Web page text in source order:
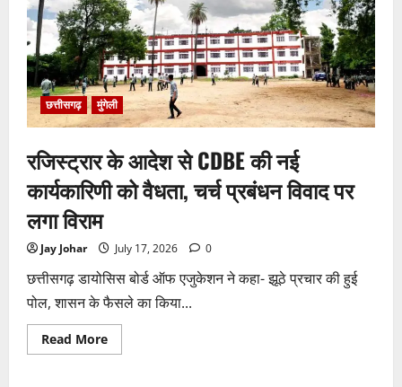
छत्तीसगढ़ मुंगेली
रजिस्ट्रार के आदेश से CDBE की नई
कार्यकारिणी को वैधता, चर्च प्रबंधन विवाद पर
लगा विराम
Jay Johar July 17, 2026 0
छत्तीसगढ़ डायोसिस बोर्ड ऑफ एजुकेशन ने कहा- झूठे प्रचार की हुई
पोल, शासन के फैसले का किया...
Read MoreRead
more